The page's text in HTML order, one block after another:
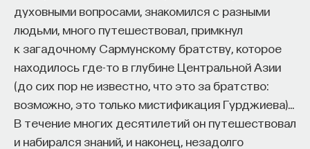
духовными вопросами, знакомился с разными
людьми, много путешествовал, примкнул
к загадочному Сармунскому братству, которое
находилось где-то в глубине Центральной Азии
(до сих пор не известно, что это за братство:
возможно, это только мистификация Гурджиева)…
В течение многих десятилетий он путешествовал
и набирался знаний, и наконец, незадолго
восполнялись и мы просыпались отдохнувшими.
Ответы на эти и другие вопросы можно найти,
записавшисьна курс «Наука сна: как управлять
своим сном» .
Пройдя этот курс, вы научитесь: